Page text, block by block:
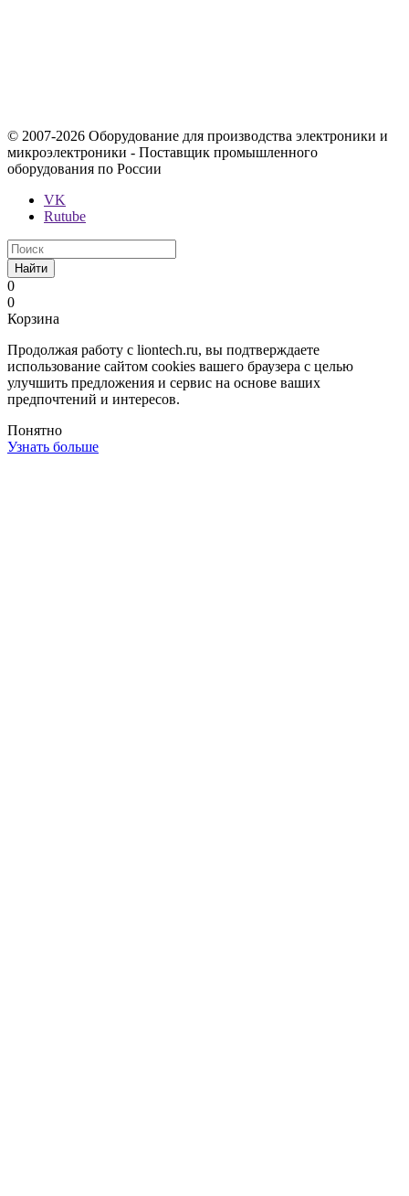
© 2007-2026 Оборудование для производства электроники и
микроэлектроники - Поставщик промышленного
оборудования по России
VK
Rutube
Найти
0
0
Корзина
Продолжая работу с liontech.ru, вы подтверждаете
использование сайтом cookies вашего браузера с целью
улучшить предложения и сервис на основе ваших
предпочтений и интересов.
Понятно
Узнать больше